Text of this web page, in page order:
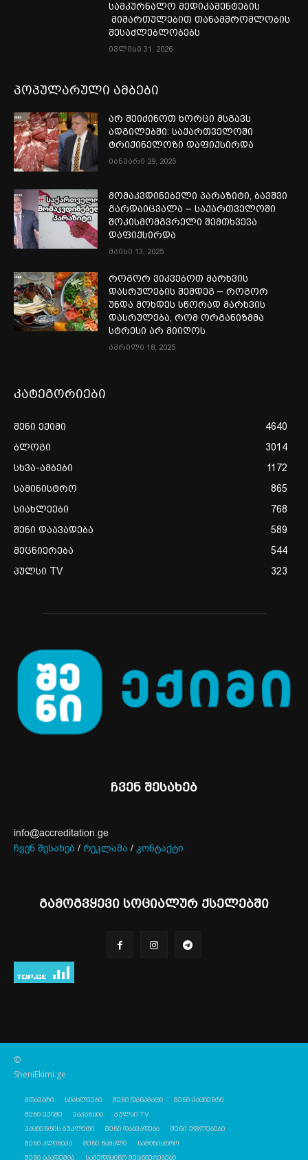
სამკურნალო მედიკამენტების
მიმართულებით თანამშრომლობის
შესაძლებლობებს
ივლისი 31, 2026
პოპულარული ამბები
არ შეიძინოთ ხორცი მსგავს
ადგილებში: საქართველოში
ტრიქინელოზი დაფიქსირდა
იანვარი 29, 2025
მომაკვდინებელი პარაზიტი, ბავშვი
გარდაიცვალა – საქართველოში
შოკისმომგვრელი შემთხვევა
დაფიქსირდა
მაისი 13, 2025
როგორ ვიკვებოთ მარხვის
დასრულების შემდეგ – როგორ
უნდა მოხდეს სწორად მარხვის
დასრულება, რომ ორგანიზმმა
სტრესი არ მიიღოს
აპრილი 18, 2025
კატეგორიები
შენი ექიმი
4640
ბლოგი
3014
სხვა-ამბები
1172
სამინისტრო
865
სიახლეები
768
შენი დაავადება
589
მეცნიერება
544
პულსი TV
323
ჩვენ შესახებ
info@accreditation.ge
ჩვენ შესახებ / რეკლამა / კონტაქტი
გამოგვყევი სოციალურ ქსელებში
©
SheniEkimi.ge
მთავარი სიახლეები შენი დანამატი
შენი პაციენტი
შენი ექიმი
ვაკანსია
პულსი TV
პაციენტის ბუკლეტი
შენი დაავადება
შენი უფლებები
შენი კლინიკა
შენი წამალი
სამინისტრო
შენი აკადემია
სამედიცინო მეცნიერებები